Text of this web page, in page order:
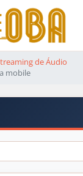
de Áudio
mobile